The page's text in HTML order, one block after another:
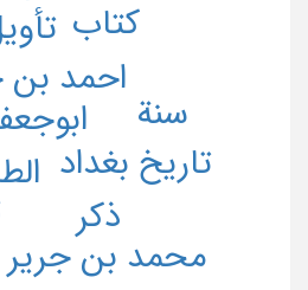
احمد بن
تاریخ بغداد
ذکر
سنة
محمد بن جریر
کتاب